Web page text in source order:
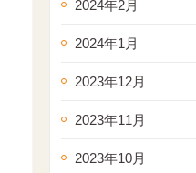
2024年2月
2024年1月
2023年12月
2023年11月
2023年10月